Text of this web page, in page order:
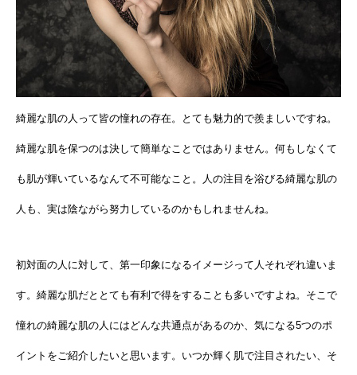
綺麗な肌の人って皆の憧れの存在。とても魅力的で羨ましいですね。
綺麗な肌を保つのは決して簡単なことではありません。何もしなくて
も肌が輝いているなんて不可能なこと。人の注目を浴びる綺麗な肌の
人も、実は陰ながら努力しているのかもしれませんね。
初対面の人に対して、第一印象になるイメージって人それぞれ違いま
す。綺麗な肌だととても有利で得をすることも多いですよね。そこで
憧れの綺麗な肌の人にはどんな共通点があるのか、気になる5つのポ
イントをご紹介したいと思います。いつか輝く肌で注目されたい、そ